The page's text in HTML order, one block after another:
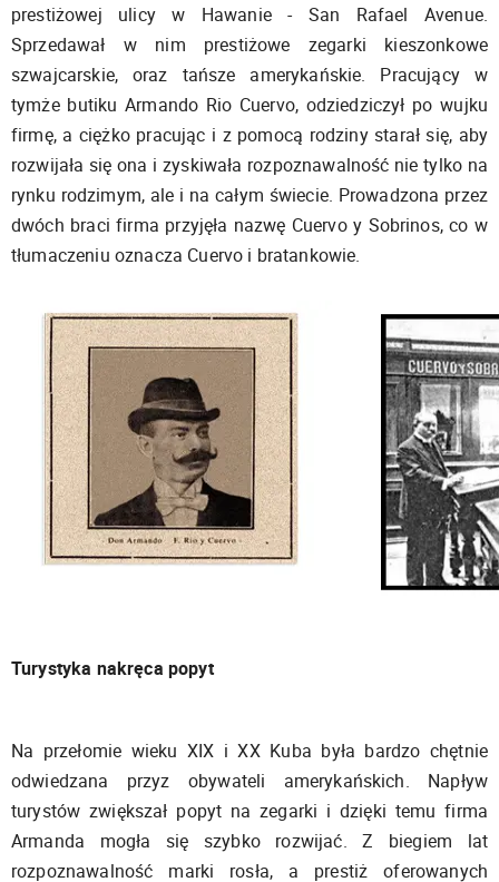
prestiżowej ulicy w Hawanie - San Rafael Avenue.
Sprzedawał w nim prestiżowe zegarki kieszonkowe
szwajcarskie, oraz tańsze amerykańskie. Pracujący w
tymże butiku Armando Rio Cuervo, odziedziczył po wujku
firmę, a ciężko pracując i z pomocą rodziny starał się, aby
rozwijała się ona i zyskiwała rozpoznawalność nie tylko na
rynku rodzimym, ale i na całym świecie. Prowadzona przez
dwóch braci firma przyjęła nazwę Cuervo y Sobrinos, co w
tłumaczeniu oznacza Cuervo i bratankowie.
Turystyka nakręca popyt
Na przełomie wieku XIX i XX Kuba była bardzo chętnie
odwiedzana przyz obywateli amerykańskich. Napływ
turystów zwiększał popyt na zegarki i dzięki temu firma
Armanda mogła się szybko rozwijać. Z biegiem lat
rozpoznawalność marki rosła, a prestiż oferowanych